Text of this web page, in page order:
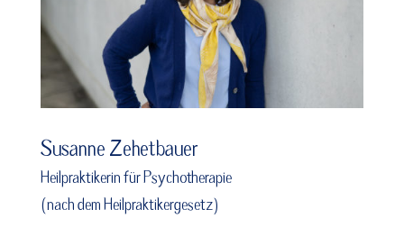
Susanne Zehetbauer
Heilpraktikerin für Psychotherapie
(nach dem Heilpraktikergesetz)